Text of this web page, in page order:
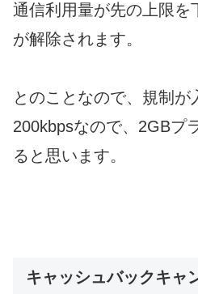
通信利用量が先の上限を
が解除されます。
とのことなので、規制が
200kbpsなので、2GBプ
ると思います。
キャッシュバックキャ